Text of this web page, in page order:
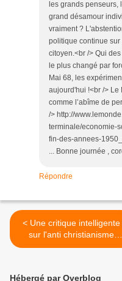
les grands
grand désamour
vraiment ?
politique continue
citoyen.<br /> Qui
le plus changé par
Mai 68, les
aujourd'hui !<br /> Le
comme l’abîme de
/> http://
terminale/economie-
fin-des-annees-
... Bonne journée ,
Répondre
< Une critique intelligente
sur l'anti christianisme
virulent de Michel Onfray,
Hébergé par Overblog